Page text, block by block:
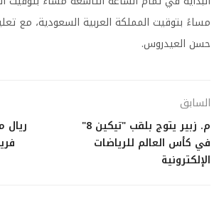
مساءً بتوقيت المملكة العربية السعودية، مع
حسن العيدروس.
السابق
م. زبير يتوج بلقب "تيكين 8"
في كأس العالم للرياضات
الإلكترونية
ريال